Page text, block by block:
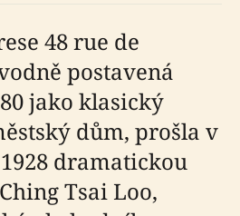
48 rue de
postavená
jako klasický
dům, prošla v
dramatickou
Tsai Loo,